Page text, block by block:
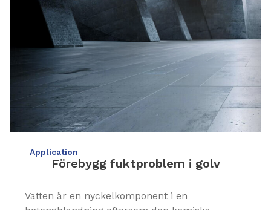
Application
Förebygg fuktproblem i golv
Vatten är en nyckelkomponent i en